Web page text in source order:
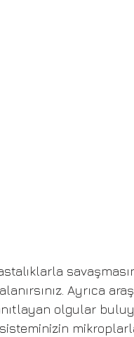
Ayrıca
olgular
sisteminizin